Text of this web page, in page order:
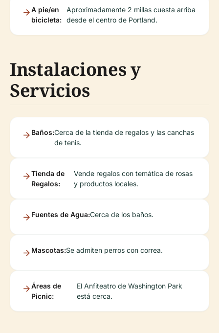
A pie/en
bicicleta:
Aproximadamente 2 millas cuesta arriba
desde el centro de Portland.
Instalaciones y
Servicios
Baños:Cerca de la tienda de regalos y las canchas
de tenis.
Tienda de
Regalos:
Vende regalos con temática de rosas
y productos locales.
Fuentes de Agua:Cerca de los baños.
Mascotas:Se admiten perros con correa.
Áreas de
Picnic:
El Anfiteatro de Washington Park
está cerca.